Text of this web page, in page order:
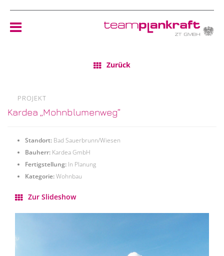
TEAM
REFERENZEN
ÖKOLOGIE
Zurück
PROJEKT
Kardea „Mohnblumenweg“
Standort: Bad Sauerbrunn/Wiesen
Bauherr: Kardea GmbH
Fertigstellung: In Planung
Kategorie:Wohnbau
Zur Slideshow